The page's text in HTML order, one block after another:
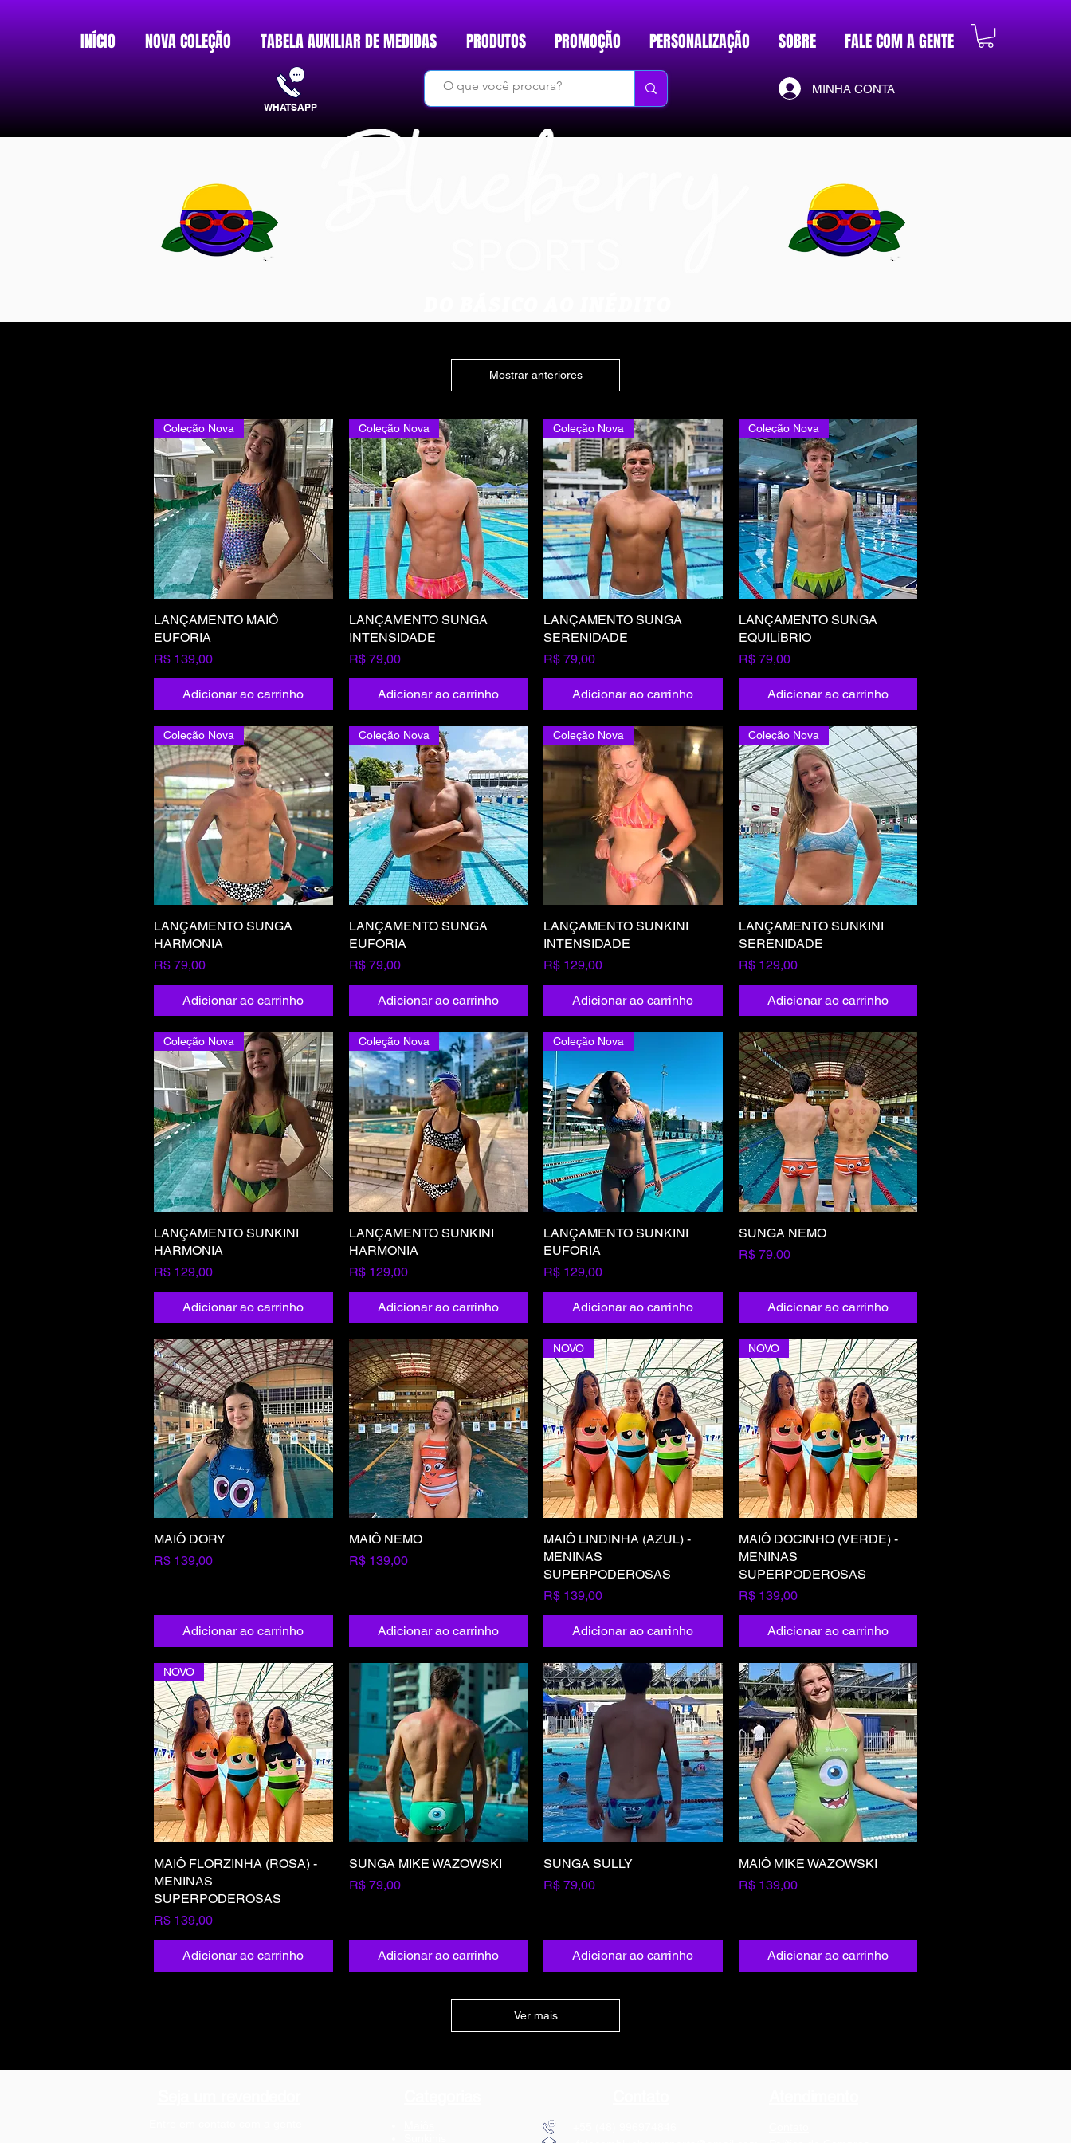
INÍCIO NOVA COLEÇÃO TABELA AUXILIAR DE MEDIDAS PRODUTOS PROMOÇÃO PERSONALIZAÇÃO SOBRE FALE COM A GENTE
WHATSAPP
MINHA CONTA
Mostrar anteriores
Visualização rápida
Coleção Nova
LANÇAMENTO MAIÔ
EUFORIA
Preço
R$ 139,00
Adicionar ao carrinho
Visualização rápida
Coleção Nova
LANÇAMENTO SUNGA
INTENSIDADE
Preço
R$ 79,00
Adicionar ao carrinho
Visualização rápida
Coleção Nova
LANÇAMENTO SUNGA
SERENIDADE
Preço
R$ 79,00
Adicionar ao carrinho
Visualização rápida
Coleção Nova
LANÇAMENTO SUNGA
EQUILÍBRIO
Preço
R$ 79,00
Adicionar ao carrinho
Visualização rápida
Coleção Nova
LANÇAMENTO SUNGA
HARMONIA
Preço
R$ 79,00
Adicionar ao carrinho
Visualização rápida
Coleção Nova
LANÇAMENTO SUNGA
EUFORIA
Preço
R$ 79,00
Adicionar ao carrinho
Visualização rápida
Coleção Nova
LANÇAMENTO SUNKINI
INTENSIDADE
Preço
R$ 129,00
Adicionar ao carrinho
Visualização rápida
Coleção Nova
LANÇAMENTO SUNKINI
SERENIDADE
Preço
R$ 129,00
Adicionar ao carrinho
Visualização rápida
Coleção Nova
LANÇAMENTO SUNKINI
HARMONIA
Preço
R$ 129,00
Adicionar ao carrinho
Visualização rápida
Coleção Nova
LANÇAMENTO SUNKINI
HARMONIA
Preço
R$ 129,00
Adicionar ao carrinho
Visualização rápida
Coleção Nova
LANÇAMENTO SUNKINI
EUFORIA
Preço
R$ 129,00
Adicionar ao carrinho
Visualização rápida
SUNGA NEMO
Preço
R$ 79,00
Adicionar ao carrinho
Visualização rápida
MAIÔ DORY
Preço
R$ 139,00
Adicionar ao carrinho
Visualização rápida
MAIÔ NEMO
Preço
R$ 139,00
Adicionar ao carrinho
Visualização rápida
NOVO
MAIÔ LINDINHA (AZUL) -
MENINAS
SUPERPODEROSAS
Preço
R$ 139,00
Adicionar ao carrinho
Visualização rápida
NOVO
MAIÔ DOCINHO (VERDE) -
MENINAS
SUPERPODEROSAS
Preço
R$ 139,00
Adicionar ao carrinho
Visualização rápida
NOVO
MAIÔ FLORZINHA (ROSA) -
MENINAS
SUPERPODEROSAS
Preço
R$ 139,00
Adicionar ao carrinho
Visualização rápida
SUNGA MIKE WAZOWSKI
Preço
R$ 79,00
Adicionar ao carrinho
Visualização rápida
SUNGA SULLY
Preço
R$ 79,00
Adicionar ao carrinho
Visualização rápida
MAIÔ MIKE WAZOWSKI
Preço
R$ 139,00
Adicionar ao carrinho
Ver mais
+55